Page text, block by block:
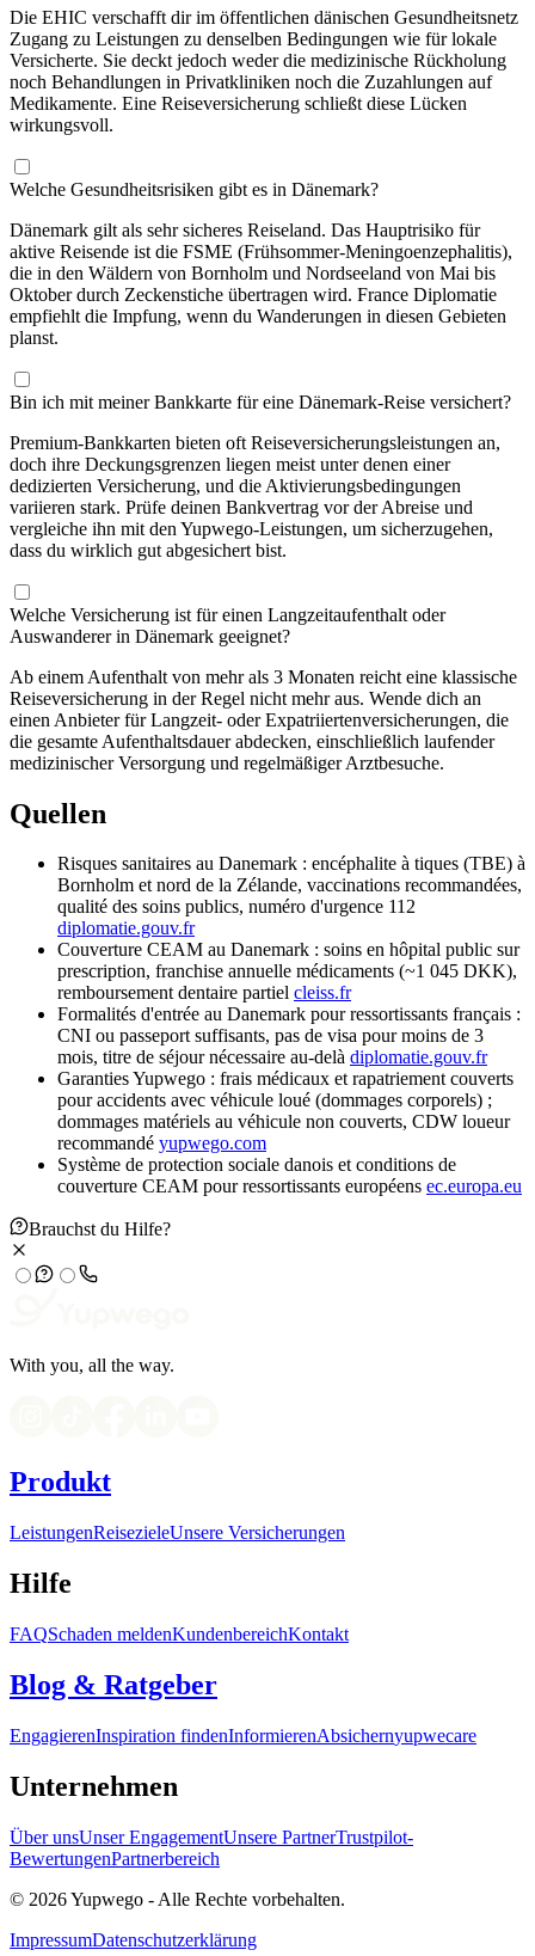
Die EHIC verschafft dir im öffentlichen dänischen Gesundheitsnetz
Zugang zu Leistungen zu denselben Bedingungen wie für lokale
Versicherte. Sie deckt jedoch weder die medizinische Rückholung
noch Behandlungen in Privatkliniken noch die Zuzahlungen auf
Medikamente. Eine Reiseversicherung schließt diese Lücken
wirkungsvoll.
Welche Gesundheitsrisiken gibt es in Dänemark?
Dänemark gilt als sehr sicheres Reiseland. Das Hauptrisiko für
aktive Reisende ist die FSME (Frühsommer-Meningoenzephalitis),
die in den Wäldern von Bornholm und Nordseeland von Mai bis
Oktober durch Zeckenstiche übertragen wird. France Diplomatie
empfiehlt die Impfung, wenn du Wanderungen in diesen Gebieten
planst.
Bin ich mit meiner Bankkarte für eine Dänemark-Reise versichert?
Premium-Bankkarten bieten oft Reiseversicherungsleistungen an,
doch ihre Deckungsgrenzen liegen meist unter denen einer
dedizierten Versicherung, und die Aktivierungsbedingungen
variieren stark. Prüfe deinen Bankvertrag vor der Abreise und
vergleiche ihn mit den Yupwego-Leistungen, um sicherzugehen,
dass du wirklich gut abgesichert bist.
Welche Versicherung ist für einen Langzeitaufenthalt oder
Auswanderer in Dänemark geeignet?
Ab einem Aufenthalt von mehr als 3 Monaten reicht eine klassische
Reiseversicherung in der Regel nicht mehr aus. Wende dich an
einen Anbieter für Langzeit- oder Expatriiertenversicherungen, die
die gesamte Aufenthaltsdauer abdecken, einschließlich laufender
medizinischer Versorgung und regelmäßiger Arztbesuche.
Quellen
Risques sanitaires au Danemark : encéphalite à tiques (TBE) à
Bornholm et nord de la Zélande, vaccinations recommandées,
qualité des soins publics, numéro d'urgence 112
diplomatie.gouv.fr
Couverture CEAM au Danemark : soins en hôpital public sur
prescription, franchise annuelle médicaments (~1 045 DKK),
remboursement dentaire partiel cleiss.fr
Formalités d'entrée au Danemark pour ressortissants français :
CNI ou passeport suffisants, pas de visa pour moins de 3
mois, titre de séjour nécessaire au-delà diplomatie.gouv.fr
Garanties Yupwego : frais médicaux et rapatriement couverts
pour accidents avec véhicule loué (dommages corporels) ;
dommages matériels au véhicule non couverts, CDW loueur
recommandé yupwego.com
Système de protection sociale danois et conditions de
couverture CEAM pour ressortissants européens ec.europa.eu
Brauchst du Hilfe?
With you, all the way.
Produkt
LeistungenReisezieleUnsere Versicherungen
Hilfe
FAQSchaden meldenKundenbereichKontakt
Blog & Ratgeber
EngagierenInspiration findenInformierenAbsichernyupwecare
Unternehmen
Über unsUnser EngagementUnsere PartnerTrustpilot-
BewertungenPartnerbereich
© 2026 Yupwego - Alle Rechte vorbehalten.
ImpressumDatenschutzerklärung